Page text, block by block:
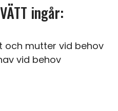
ingår:
och mutter vid behov
vid behov